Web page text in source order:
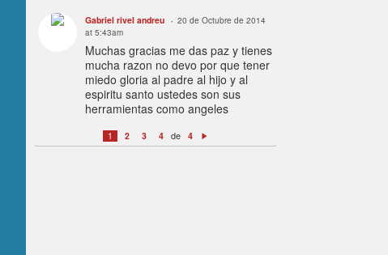
Gabriel rivel andreu
20 de Octubre de 2014
at 5:43am
Muchas gracias me das paz y tienes
mucha razon no devo por que tener
miedo gloria al padre al hijo y al
espiritu santo ustedes son sus
herramientas como angeles
1 2 3 4 de 4
Si